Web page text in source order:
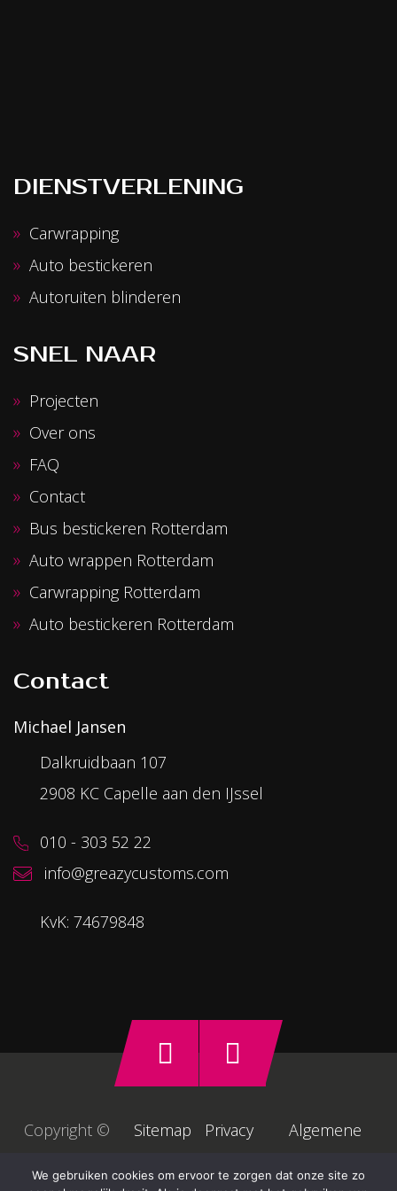
DIENSTVERLENING
Carwrapping
Auto bestickeren
Autoruiten blinderen
SNEL NAAR
Projecten
Over ons
FAQ
Contact
Bus bestickeren Rotterdam
Auto wrappen Rotterdam
Carwrapping Rotterdam
Auto bestickeren Rotterdam
Contact
Michael Jansen
Dalkruidbaan 107
2908 KC Capelle aan den IJssel
010 - 303 52 22
info@greazycustoms.com
KvK: 74679848
Copyright ©
Sitemap Privacy
Algemene
We gebruiken cookies om ervoor te zorgen dat onze site zo